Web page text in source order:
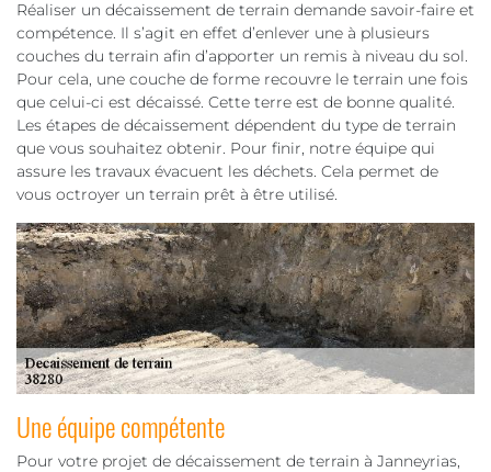
Réaliser un décaissement de terrain demande savoir-faire et
compétence. Il s’agit en effet d’enlever une à plusieurs
couches du terrain afin d’apporter un remis à niveau du sol.
Pour cela, une couche de forme recouvre le terrain une fois
que celui-ci est décaissé. Cette terre est de bonne qualité.
Les étapes de décaissement dépendent du type de terrain
que vous souhaitez obtenir. Pour finir, notre équipe qui
assure les travaux évacuent les déchets. Cela permet de
vous octroyer un terrain prêt à être utilisé.
Une équipe compétente
Pour votre projet de décaissement de terrain à Janneyrias,